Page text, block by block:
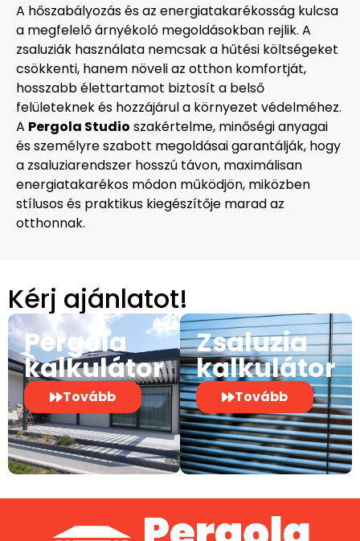
A hőszabályozás és az energiatakarékosság kulcsa
a megfelelő árnyékoló megoldásokban rejlik. A
zsaluziák használata nemcsak a hűtési költségeket
csökkenti, hanem növeli az otthon komfortját,
hosszabb élettartamot biztosít a belső
felületeknek és hozzájárul a környezet védelméhez.
A Pergola Studio szakértelme, minőségi anyagai
és személyre szabott megoldásai garantálják, hogy
a zsaluziarendszer hosszú távon, maximálisan
energiatakarékos módon működjön, miközben
stílusos és praktikus kiegészítője marad az
otthonnak.
Kérj ajánlatot!
Pergola
kalkulátor
Tovább
Zsaluzia
kalkulátor
Tovább